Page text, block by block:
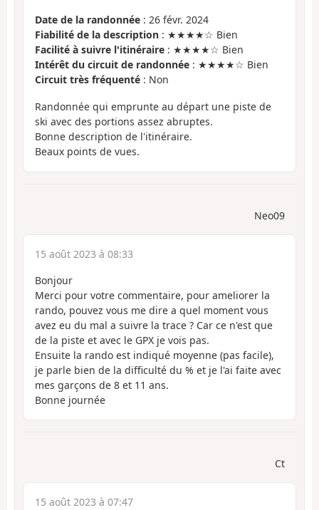
Date de la randonnée : 26 févr. 2024
Fiabilité de la description : ★★★★☆ Bien
Facilité à suivre l'itinéraire : ★★★★☆ Bien
Intérêt du circuit de randonnée : ★★★★☆ Bien
Circuit très fréquenté : Non
Randonnée qui emprunte au départ une piste de
ski avec des portions assez abruptes.
Bonne description de l'itinéraire.
Beaux points de vues.
Neo09
15 août 2023 à 08:33
Bonjour
Merci pour votre commentaire, pour ameliorer la
rando, pouvez vous me dire a quel moment vous
avez eu du mal a suivre la trace ? Car ce n'est que
de la piste et avec le GPX je vois pas.
Ensuite la rando est indiqué moyenne (pas facile),
je parle bien de la difficulté du % et je l'ai faite avec
mes garçons de 8 et 11 ans.
Bonne journée
Ct
15 août 2023 à 07:47